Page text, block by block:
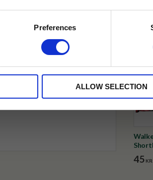
Preferences
ALLOW SELECTION
✓
Visa
45KR
Rabatten fungerar endast
med andra erbjudanden.